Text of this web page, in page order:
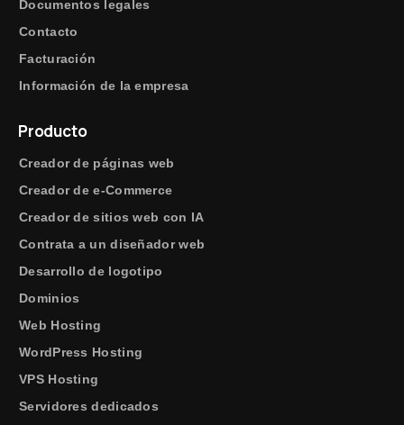
Documentos legales
Contacto
Facturación
Información de la empresa
Producto
Creador de páginas web
Creador de e-Commerce
Creador de sitios web con IA
Contrata a un diseñador web
Desarrollo de logotipo
Dominios
Web Hosting
WordPress Hosting
VPS Hosting
Servidores dedicados